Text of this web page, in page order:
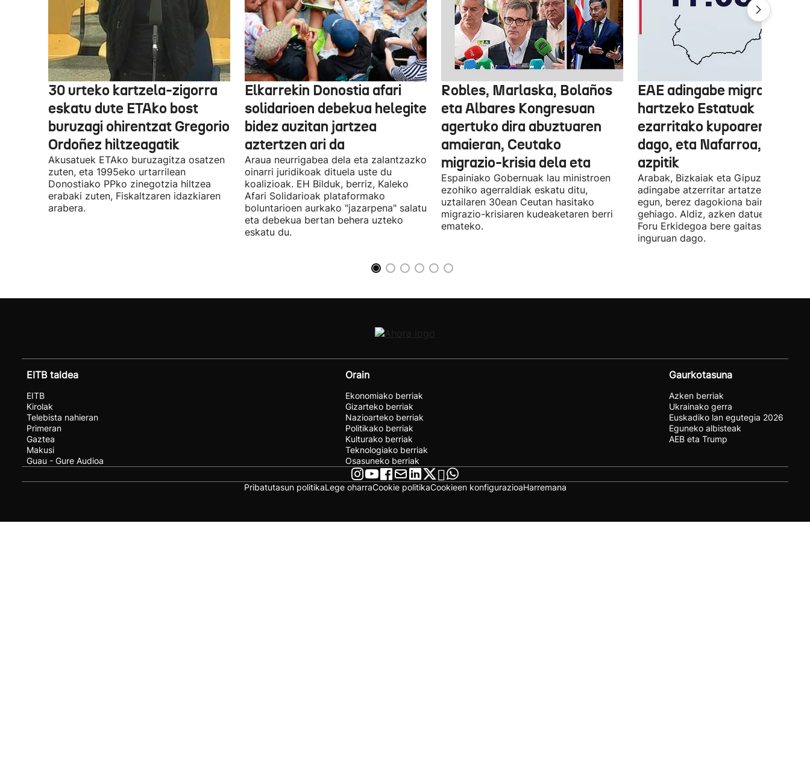
30 urteko kartzela-zigorra
eskatu dute ETAko bost
buruzagi ohirentzat Gregorio
Ordoñez hiltzeagatik
Akusatuek ETAko buruzagitza osatzen
zuten, eta 1995eko urtarrilean
Donostiako PPko zinegotzia hiltzea
erabaki zuten, Fiskaltzaren idazkiaren
arabera.
Elkarrekin Donostia afari
solidarioen debekua helegite
bidez auzitan jartzea
aztertzen ari da
Araua neurrigabea dela eta zalantzazko
oinarri juridikoak dituela uste du
koalizioak. EH Bilduk, berriz, Kaleko
Afari Solidarioak plataformako
boluntarioen aurkako "jazarpena" salatu
eta debekua bertan behera uzteko
eskatu du.
Robles, Marlaska, Bolaños
eta Albares Kongresuan
agertuko dira abuztuaren
amaieran, Ceutako
migrazio-krisia dela eta
Espainiako Gobernuak lau ministroen
ezohiko agerraldiak eskatu ditu,
uztailaren 30ean Ceutan hasitako
migrazio-krisiaren kudeaketaren berri
emateko.
EAE adingabe
hartzeko Estatuak
ezarritako kupoaren
dago, eta Nafarroa, berriz,
azpitik
Arabak, Bizkaiak eta Gipuzkoak 843
adingabe atzerritar artatzen dituzte
egun, berez dagokiona baino 65
gehiago. Aldiz, azken datuen arabera,
Foru Erkidegoa bere gaitasunaren %
inguruan dago.
EITB taldea
EITB
Kirolak
Telebista nahieran
Primeran
Gaztea
Makusi
Guau - Gure Audioa
Orain
Ekonomiako berriak
Gizarteko berriak
Nazioarteko berriak
Politikako berriak
Kulturako berriak
Teknologiako berriak
Osasuneko berriak
Gaurkotasuna
Azken berriak
Ukrainako gerra
Euskadiko lan egutegia 2026
Eguneko albisteak
AEB eta Trump
Pribatutasun politikaLege oharraCookie politikaCookieen konfigurazioaHarremana